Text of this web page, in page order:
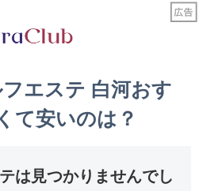
フエステ 白河おす
て安いのは？
は見つかりませんでし